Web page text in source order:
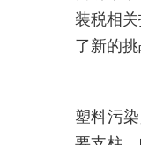
装税相
了新的挑
塑料污